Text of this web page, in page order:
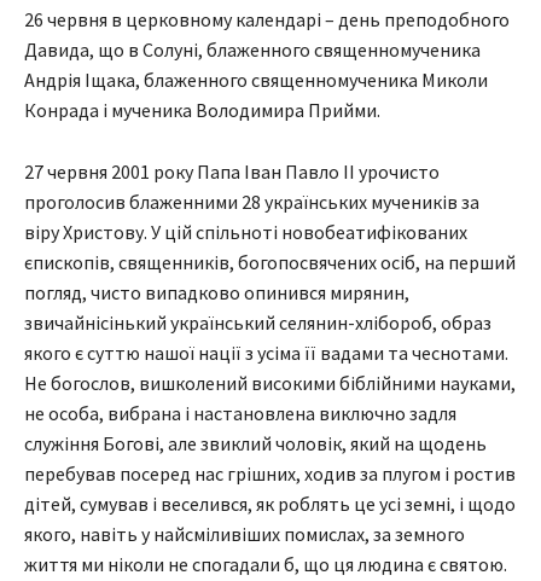
26 червня в церковному календарі – день преподобного
Давида, що в Солуні, блаженного священномученика
Андрія Іщака, блаженного священномученика Миколи
Конрада і мученика Володимира Прийми.
27 червня 2001 року Папа Іван Павло II урочисто
проголосив блаженними 28 українських мучеників за
віру Христову. У цій спільноті новобеатифікованих
єпископів, священників, богопосвячених осіб, на перший
погляд, чисто випадково опинився мирянин,
звичайнісінький український селянин-хлібороб, образ
якого є суттю нашої нації з усіма її вадами та чеснотами.
Не богослов, вишколений високими біблійними науками,
не особа, вибрана і настановлена виключно задля
служіння Богові, але звиклий чоловік, який на щодень
перебував посеред нас грішних, ходив за плугом і ростив
дітей, сумував і веселився, як роблять це усі земні, і щодо
якого, навіть у найсміливіших помислах, за земного
життя ми ніколи не спогадали б, що ця людина є святою.